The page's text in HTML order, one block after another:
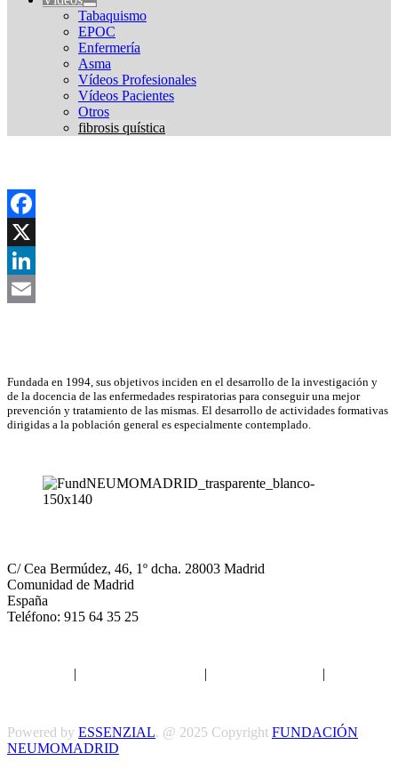
Tabaquismo
EPOC
Enfermería
Asma
Vídeos Profesionales
Vídeos Pacientes
Otros
fibrosis quística
Facebook
X
LinkedIn
Fundada en 1994, sus objetivos inciden en el desarrollo de la investigación y
de la docencia de las enfermedades respiratorias para conseguir una mejor
prevención y tratamiento de las mismas. El desarrollo de actividades formativas
dirigidas a la población general es especialmente contemplado.
C/ Cea Bermúdez, 46, 1º dcha. 28003 Madrid
Comunidad de Madrid
España
Teléfono: 915 64 35 25
| | |
Powered by ESSENZIAL. @ 2025 Copyright FUNDACIÓN
NEUMOMADRID